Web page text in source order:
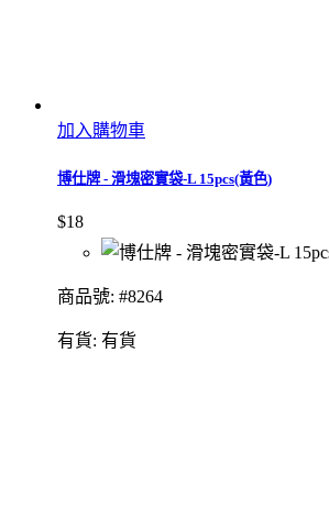
加入購物車
博仕牌 - 滑塊密實袋-L 15pcs(黃色)
$18
商品號: #8264
有貨: 有貨